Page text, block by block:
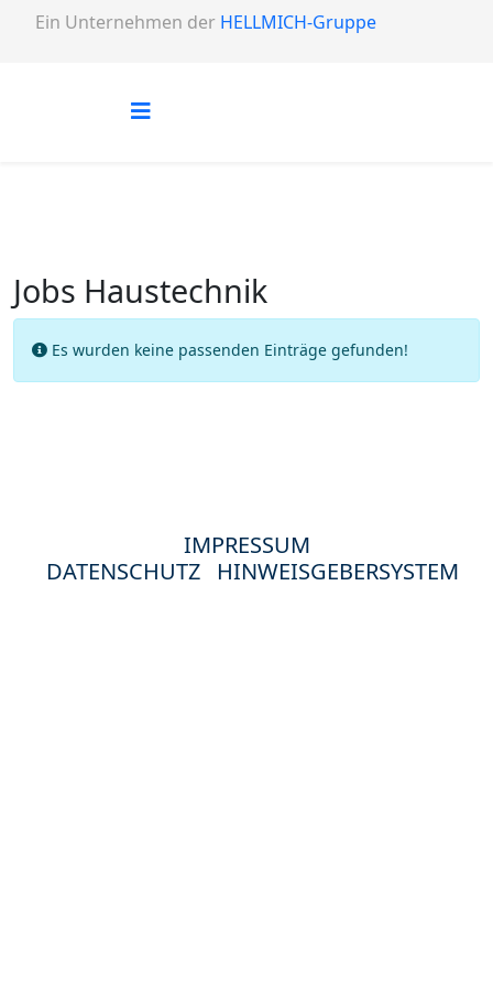
Ein Unternehmen der HELLMICH-Gruppe
Jobs Haustechnik
Info
Es wurden keine passenden Einträge gefunden!
IMPRESSUM
DATENSCHUTZ HINWEISGEBERSYSTEM